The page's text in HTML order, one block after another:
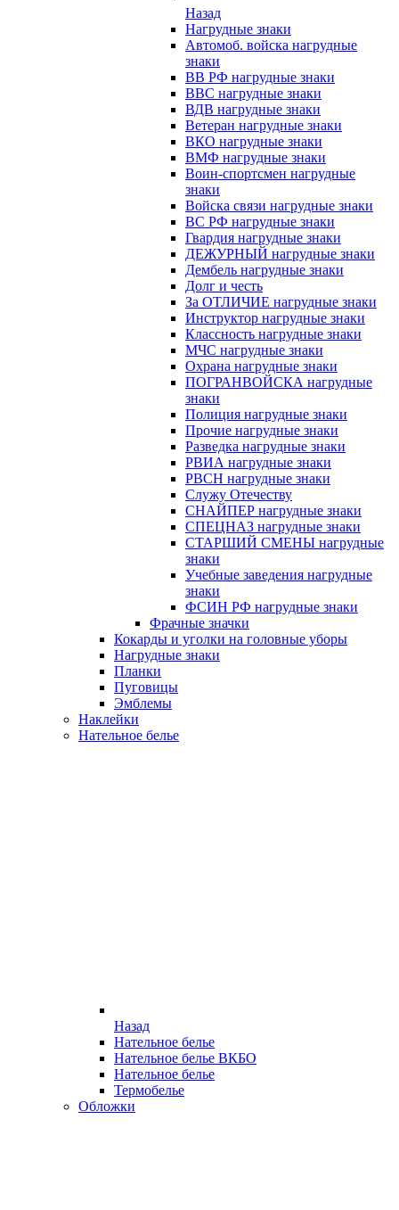
Назад
Нагрудные знаки
Автомоб. войска нагрудные
знаки
ВВ РФ нагрудные знаки
ВВС нагрудные знаки
ВДВ нагрудные знаки
Ветеран нагрудные знаки
ВКО нагрудные знаки
ВМФ нагрудные знаки
Воин-спортсмен нагрудные
знаки
Войска связи нагрудные знаки
ВС РФ нагрудные знаки
Гвардия нагрудные знаки
ДЕЖУРНЫЙ нагрудные знаки
Дембель нагрудные знаки
Долг и честь
За ОТЛИЧИЕ нагрудные знаки
Инструктор нагрудные знаки
Классность нагрудные знаки
МЧС нагрудные знаки
Охрана нагрудные знаки
ПОГРАНВОЙСКА нагрудные
знаки
Полиция нагрудные знаки
Прочие нагрудные знаки
Разведка нагрудные знаки
РВИА нагрудные знаки
РВСН нагрудные знаки
Служу Отечеству
СНАЙПЕР нагрудные знаки
СПЕЦНАЗ нагрудные знаки
СТАРШИЙ СМЕНЫ нагрудные
знаки
Учебные заведения нагрудные
знаки
ФСИН РФ нагрудные знаки
Фрачные значки
Кокарды и уголки на головные уборы
Нагрудные знаки
Планки
Пуговицы
Эмблемы
Наклейки
Нательное белье
Назад
Нательное белье
Нательное белье ВКБО
Нательное белье
Термобелье
Обложки